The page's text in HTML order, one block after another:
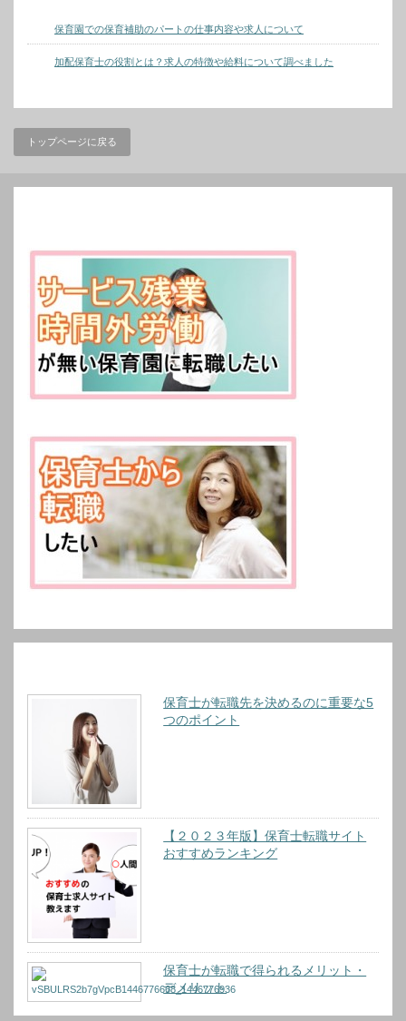
保育園での保育補助のパートの仕事内容や求人について
加配保育士の役割とは？求人の特徴や給料について調べました
トップページに戻る
保育士が転職先を決めるのに重要な5
つのポイント
【２０２３年版】保育士転職サイト
おすすめランキング
保育士が転職で得られるメリット・
デメリット